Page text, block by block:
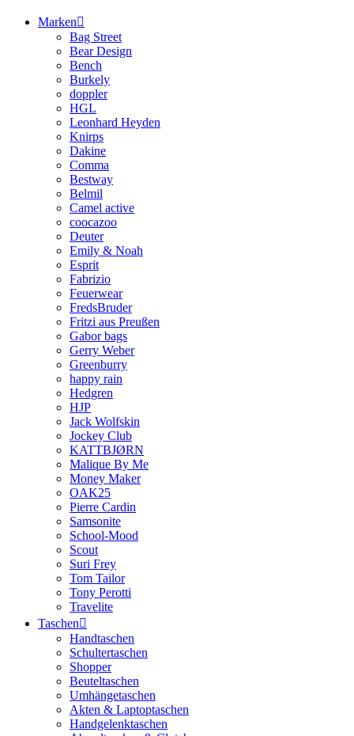
Marken
Bag Street
Bear Design
Bench
Burkely
doppler
HGL
Leonhard Heyden
Knirps
Dakine
Comma
Bestway
Belmil
Camel active
coocazoo
Deuter
Emily & Noah
Esprit
Fabrizio
Feuerwear
FredsBruder
Fritzi aus Preußen
Gabor bags
Gerry Weber
Greenburry
happy rain
Hedgren
HJP
Jack Wolfskin
Jockey Club
KATTBJØRN
Malique By Me
Money Maker
OAK25
Pierre Cardin
Samsonite
School-Mood
Scout
Suri Frey
Tom Tailor
Tony Perotti
Travelite
Taschen
Handtaschen
Schultertaschen
Shopper
Beuteltaschen
Umhängetaschen
Akten & Laptoptaschen
Handgelenktaschen